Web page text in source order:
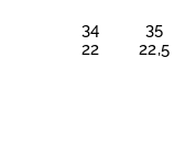
34 35
22 22,5